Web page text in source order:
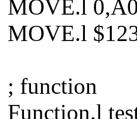
MOVE.l 0,A0
MOVE.l
; function
Function.l